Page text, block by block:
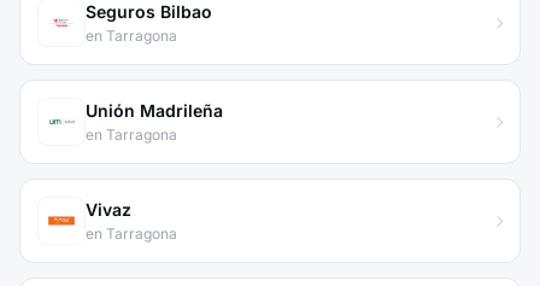
Seguros Bilbao
en Tarragona
Unión Madrileña
en Tarragona
Vivaz
en Tarragona